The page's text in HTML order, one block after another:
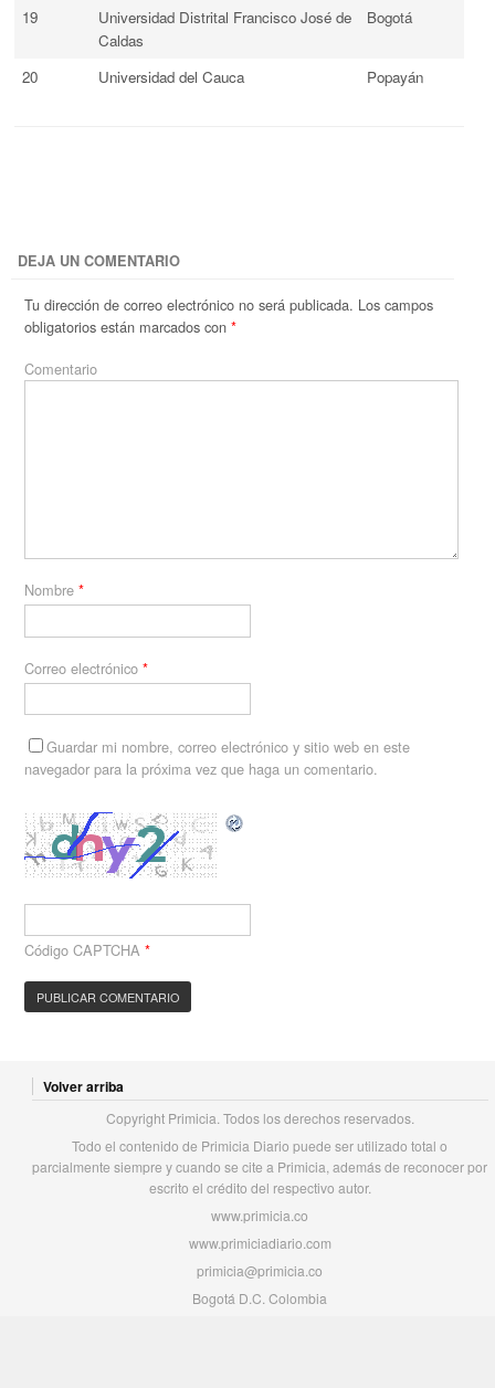
19
Universidad Distrital Francisco José de
Caldas
Bogotá
20 Universidad del Cauca Popayán
DEJA UN COMENTARIO
Tu dirección de correo electrónico no será publicada. Los campos
obligatorios están marcados con*
Comentario
Nombre*
Correo electrónico*
Guardar mi nombre, correo electrónico y sitio web en este
navegador para la próxima vez que haga un comentario.
Código CAPTCHA *
Volver arriba
Copyright Primicia. Todos los derechos reservados.
Todo el contenido de Primicia Diario puede ser utilizado total o
parcialmente siempre y cuando se cite a Primicia, además de reconocer por
escrito el crédito del respectivo autor.
www.primicia.co
www.primiciadiario.com
primicia@primicia.co
Bogotá D.C. Colombia